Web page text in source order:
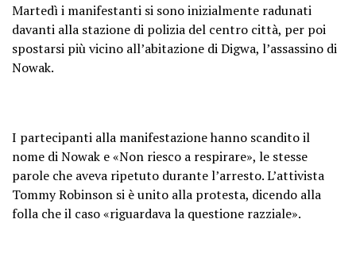
Martedì i manifestanti si sono inizialmente radunati
davanti alla stazione di polizia del centro città, per poi
spostarsi più vicino all’abitazione di Digwa, l’assassino di
Nowak.
I partecipanti alla manifestazione hanno scandito il
nome di Nowak e «Non riesco a respirare», le stesse
parole che aveva ripetuto durante l’arresto. L’attivista
Tommy Robinson si è unito alla protesta, dicendo alla
folla che il caso «riguardava la questione razziale».